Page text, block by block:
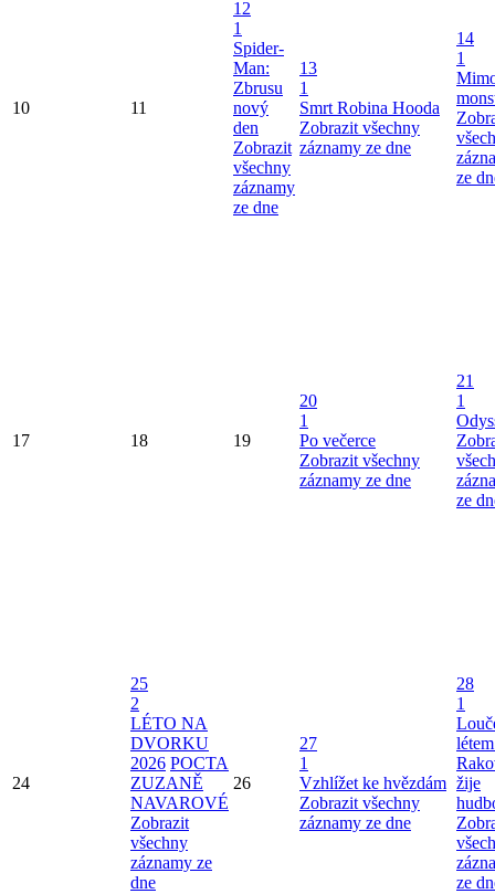
10 11
12
1
Spider-
Man:
Zbrusu
nový
den
Zobrazit
všechny
záznamy
ze dne
13
1
Smrt Robina Hooda
Zobrazit všechny
záznamy ze dne
14
1
ze
17 18 19
20
1
Po večerce
Zobrazit všechny
záznamy ze dne
21
1
ze
24
25
2
LÉTO NA
DVORKU
2026 POCTA
ZUZANĚ
NAVAROVÉ
Zobrazit
všechny
záznamy ze
dne
26
27
1
Vzhlížet ke hvězdám
Zobrazit všechny
záznamy ze dne
28
1
žije
ze